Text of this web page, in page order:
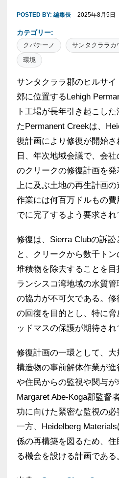
POSTED BY: 編集長 2025年8月5日
カテゴリー:
クパチーノ サンタクララカ
環境
サンタクララ郡のヒルサ
郊に位置するLehigh
ト工場が長年引き起こし
たPermanent Creekは、
復計画により修復が開始さ
日、年次地域会議で、会
のクリークの修復計画を
上に及ぶ土地の再生計画
作業には何百万ドルもの費
でに完了するよう要求され
修復は、Sierra Clubの訴
と、クリークから数千ト
堆積物を除去することを
ランシスコ湾地域の水質
の協力が不可欠である。
の回復を目的とし、特に
ッドマスの保護が期待され
修復計画の一環として、
構造物の事前解体作業が
や住民からの監視や関与
Margaret Abe-Koga郡監督
功に向けた緊密な監視の必
一方、Heidelberg
係の再構築を図るため、
る機会を設ける計画である